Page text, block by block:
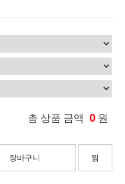
총 상품 금액 0 원
장바구니 찜